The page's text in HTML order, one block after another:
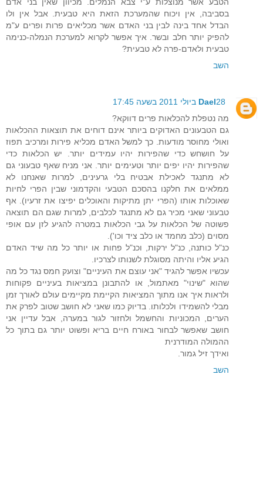
בסביבה, אין ויכוח שהמערכת הזאת היא טבעית. אבל אין ולו
הבדל אחד בינה לבין בני האדם אשר מכליאים פרות ופרים ע"מ
להפיק יותר חלב ובשר. איך אפשר לקרוא למערכת הנמלה-כנימה
טבעית ולאדם-פרה לא טבעית?
השב
Dael28 ביולי 2011 בשעה 17:45
מה נטפלת להכלאות פרים דווקא?
גם הטבעונים האדוקים ביותר אינם דוחים את תוצאות ההכלאות
ואולי מחוסר מודעות. כך למשל האדם מכליא פירות ומרכיב תפוז
על חושחש כדי שהפירות יהיו עמידים יותר. יש הכלאות כדי
שהפירות יהיו יפים יותר וטעימים יותר. אני מניח שאף טבעוני גם
לא מתנגד לאכילת אבטיח בלי גרעינים, למרות שאנחנו לא
ממלאים את חלקנו בהסכם הטבעי והקדמוני שבין הפרי לחיות
שאוכלות אותו (הפרי יתן מתיקות והאוכלים יפיצו את זרעיו). אף
טבעוני שאני מכיר גם לא מתנגד לכלבים, למרות שגם הם תוצאה
פשוטה של הכלאות על גבי הכלאות במטרה להגיע לזן עם אופי
מסוים (כלב מחמד או כלב ציד וכו').
כנ"ל כותנה, כנ"ל ירקות, וכנ"ל פחות או יותר כל מה שיד האדם
הגיע אליו והיתה מסוגלת לשנותו לצרכיו.
עכשיו אפשר להגיד "אני עוצם את העיניים" וצועק חמס נגד כל מה
שהוא "שינוי" מאתמול, או להתבונן במציאות בעיניים פקוחות
ולראות איך אנו מתוך המציאות הקיימת מקיימים עולם לאורך זמן
מבלי להשמידו ולכלותו. בדיוק כמו שאני לא חושב שטוב לפרק את
הערים, המכוניות והחשמל ולחזור לגור במערה, אבל עדיין אני
חושב שאפשר לבחור באורח חיים בריא ופשוט יותר גם בתוך כל
ההמולה המודרנית
ואידך זיל גמור.
השב